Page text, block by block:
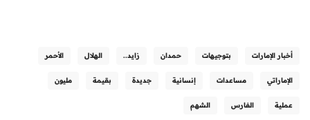
أخبار الإمارات بتوجيهات حمدان زايد.. الهلال الأحمر
الإماراتي مساعدات إنسانية جديدة بقيمة مليون
عملية الفارس الشهم